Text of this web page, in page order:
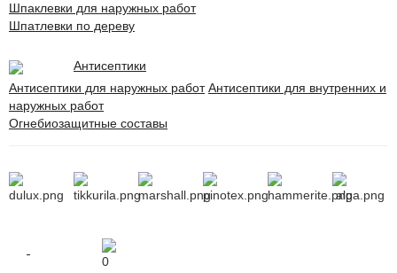
Шпаклевки для наружных работ
Шпатлевки по дереву
Антисептики
Антисептики для наружных работ Антисептики для внутренних и
наружных работ
Огнебиозащитные составы
0